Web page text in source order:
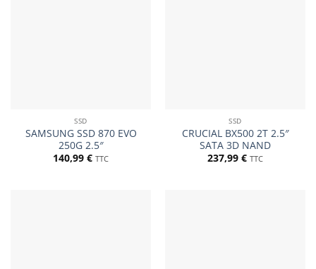
SSD
SAMSUNG SSD 870 EVO
250G 2.5″
140,99 € TTC
SSD
CRUCIAL BX500 2T 2.5″
SATA 3D NAND
237,99 € TTC